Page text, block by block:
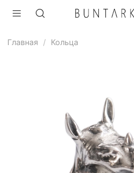
Главная Кольца